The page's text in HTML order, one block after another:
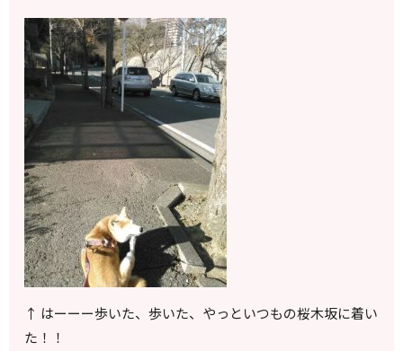
↑ はーーー歩いた、歩いた、やっといつもの桜木坂に着い
た！！